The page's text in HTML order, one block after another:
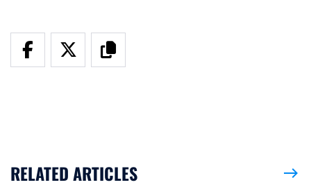
RELATED ARTICLES east